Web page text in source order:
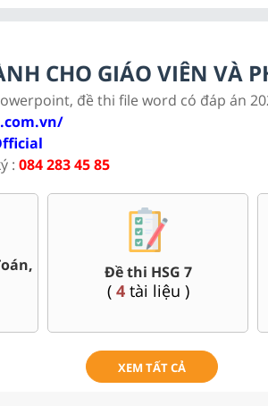
CHO GIÁO VIÊN VÀ
đề thi file word có đáp án
: 084 283 45 85
Đề thi HSG 7
( 4tài liệu )
XEM TẤT CẢ